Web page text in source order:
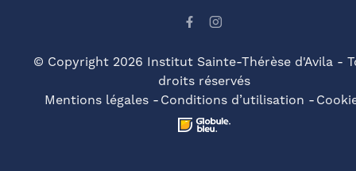
© Copyright 2026 Institut Sainte-Thérèse d'Avila -
droits réservés
Mentions légales
Conditions d’utilisation